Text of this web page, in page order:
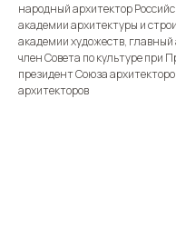
народный архитектор
академии архитектуры и
академии художеств,
член Совета по культуре при
президент Союза
архитекторов